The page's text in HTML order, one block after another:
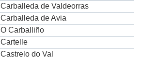
Carballeda de Valdeorras
Carballeda de Avia
O Carballiño
Cartelle
Castrelo do Val